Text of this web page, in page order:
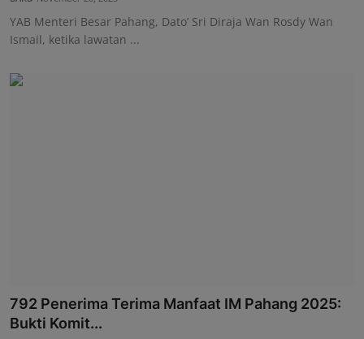
YAB Menteri Besar Pahang, Dato’ Sri Diraja Wan Rosdy Wan
Ismail, ketika lawatan ...
792 Penerima Terima Manfaat IM Pahang 2025:
Bukti Komit...